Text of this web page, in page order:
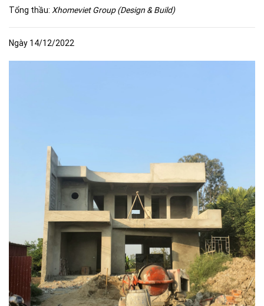
Tổng thầu: Xhomeviet Group (Design & Build)
Ngày 14/12/2022